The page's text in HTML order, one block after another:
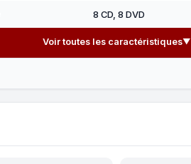
8 CD, 8 DVD
Voir toutes les caractéristiques▼